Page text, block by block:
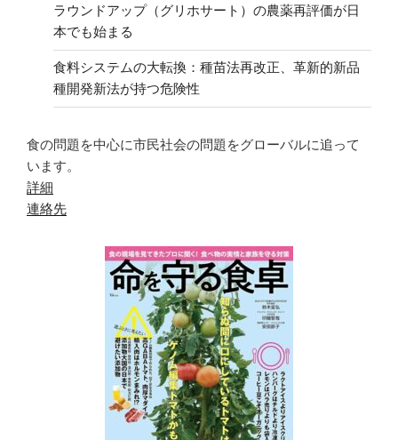
ラウンドアップ（グリホサート）の農薬再評価が日
本でも始まる
食料システムの大転換：種苗法再改正、革新的新品
種開発新法が持つ危険性
食の問題を中心に市民社会の問題をグローバルに追って
います。
詳細
連絡先